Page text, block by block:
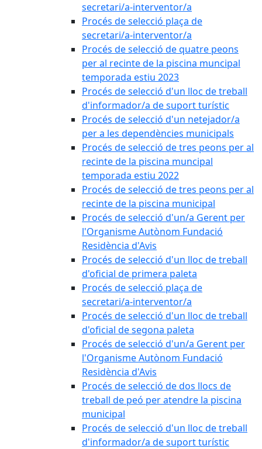
secretari/a-interventor/a
Procés de selecció plaça de
secretari/a-interventor/a
Procés de selecció de quatre peons
per al recinte de la piscina muncipal
temporada estiu 2023
Procés de selecció d'un lloc de treball
d'informador/a de suport turístic
Procés de selecció d'un netejador/a
per a les dependències municipals
Procés de selecció de tres peons per al
recinte de la piscina muncipal
temporada estiu 2022
Procés de selecció de tres peons per al
recinte de la piscina municipal
Procés de selecció d'un/a Gerent per
l'Organisme Autònom Fundació
Residència d'Avis
Procés de selecció d'un lloc de treball
d'oficial de primera paleta
Procés de selecció plaça de
secretari/a-interventor/a
Procés de selecció d'un lloc de treball
d'oficial de segona paleta
Procés de selecció d'un/a Gerent per
l'Organisme Autònom Fundació
Residència d'Avis
Procés de selecció de dos llocs de
treball de peó per atendre la piscina
municipal
Procés de selecció d'un lloc de treball
d'informador/a de suport turístic